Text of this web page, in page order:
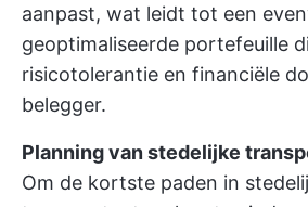
aanpast, wat leidt tot een
geoptimaliseerde portefeuille
risicotolerantie en financiële
belegger.
Planning van stedelijke
Om de kortste paden in